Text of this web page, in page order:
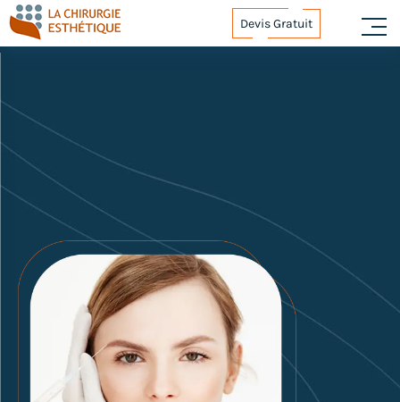
Devis Gratuit